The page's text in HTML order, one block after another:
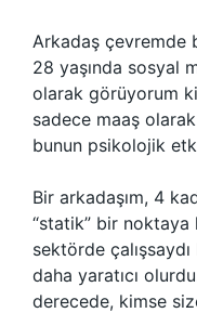
Arkadaş çevremde
28 yaşında sosyal
olarak görüyorum
sadece maaş olarak
bunun psikolojik
Bir arkadaşım, 4
“statik” bir
sektörde
daha yaratıcı
derecede, kimse